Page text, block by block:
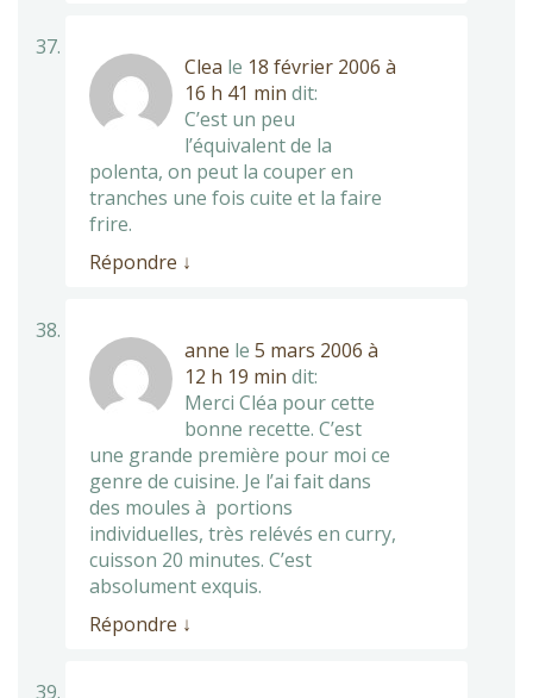
Clea le 18 février 2006 à
16 h 41 min dit:
C’est un peu
l’équivalent de la
polenta, on peut la couper en
tranches une fois cuite et la faire
frire.
Répondre ↓
anne le 5 mars 2006 à
12 h 19 min dit:
Merci Cléa pour cette
bonne recette. C’est
une grande première pour moi ce
genre de cuisine. Je l’ai fait dans
des moules à portions
individuelles, très relévés en curry,
cuisson 20 minutes. C’est
absolument exquis.
Répondre ↓